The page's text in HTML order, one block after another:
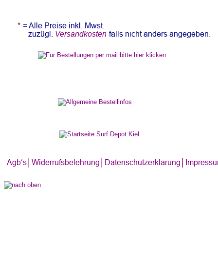
Agb‘s Widerrufsbelehrung│ Datenschutzerklärung│
* = Alle Preise inkl. Mwst.
zuzügl. Versandkosten falls nicht anders angegeben.